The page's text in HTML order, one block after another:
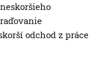
odchod z práce